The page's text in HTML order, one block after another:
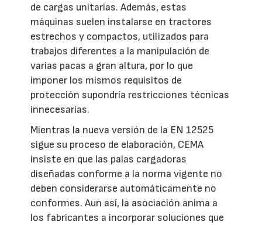
de cargas unitarias. Además, estas
máquinas suelen instalarse en tractores
estrechos y compactos, utilizados para
trabajos diferentes a la manipulación de
varias pacas a gran altura, por lo que
imponer los mismos requisitos de
protección supondría restricciones técnicas
innecesarias.
Mientras la nueva versión de la EN 12525
sigue su proceso de elaboración, CEMA
insiste en que las palas cargadoras
diseñadas conforme a la norma vigente no
deben considerarse automáticamente no
conformes. Aun así, la asociación anima a
los fabricantes a incorporar soluciones que